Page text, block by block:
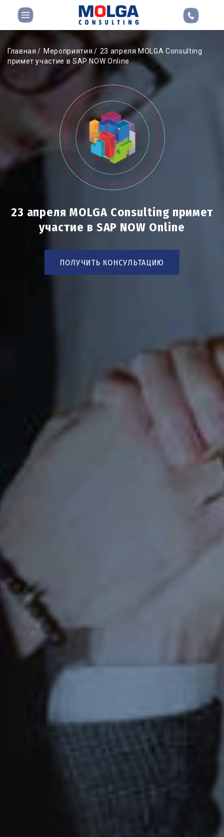
Главная Мероприятия
23 апреля MOLGA Consulting
примет участие в SAP NOW Online
23 апреля MOLGA Consulting примет
участие в SAP NOW Online
ПОЛУЧИТЬ КОНСУЛЬТАЦИЮ